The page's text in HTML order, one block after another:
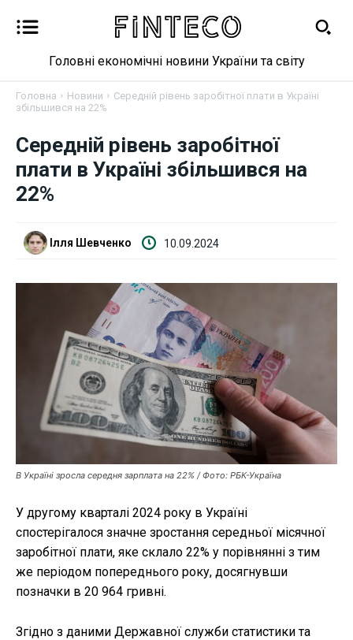
Новини
Бізнес
Валютний ринок
Криптовалюта
Робота і освіта
Публікації
ФОП
Ми в соц. мережах
Головні економічні новини України та світу
Головна Новини
Середній рівень заробітної плати в Україні
збільшився на 22%
Середній рівень заробітної
плати в Україні збільшився на
22%
Ілля Шевченко 10.09.2024
В Україні зросла середня зарплата на 22% / Фото: РБК-Україна
У другому кварталі 2024 року в Україні
спостерігалося значне зростання середньої місячної
заробітної плати, яке склало 22% у порівнянні з тим
же періодом попереднього року, досягнувши
позначки в 20 964 гривні.
Згідно з даними Державної служби статистики та